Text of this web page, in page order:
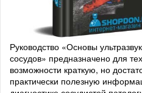
Руководство «Основы
сосудов» предназначено для
возможности краткую, но
практически полезную